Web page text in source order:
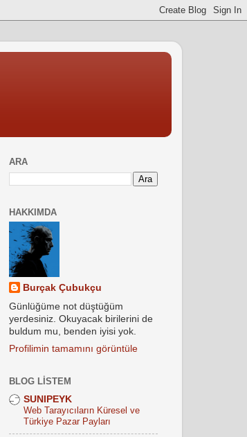
ARA
HAKKIMDA
Burçak Çubukçu
Günlüğüme not düştüğüm
yerdesiniz. Okuyacak birilerini de
buldum mu, benden iyisi yok.
Profilimin tamamını görüntüle
BLOG LISTEM
SUNIPEYK
Web Tarayıcıların Küresel ve
Türkiye Pazar Payları